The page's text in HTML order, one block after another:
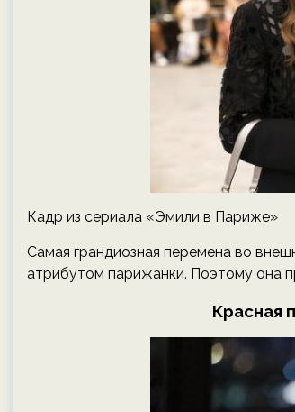
Кадр из сериала «Эмили в Париже»
Самая грандиозная перемена во
атрибутом парижанки. Поэтому она
Красная